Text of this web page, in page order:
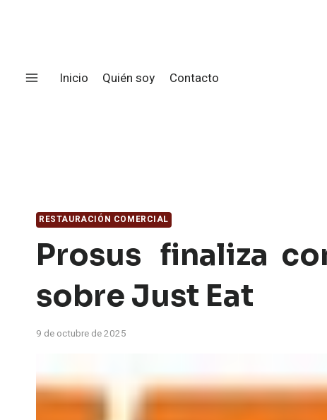
Inicio
Quién soy Contacto
RESTAURACIÓN COMERCIAL
Prosus finaliza
sobre Just Eat
9 de octubre de 2025